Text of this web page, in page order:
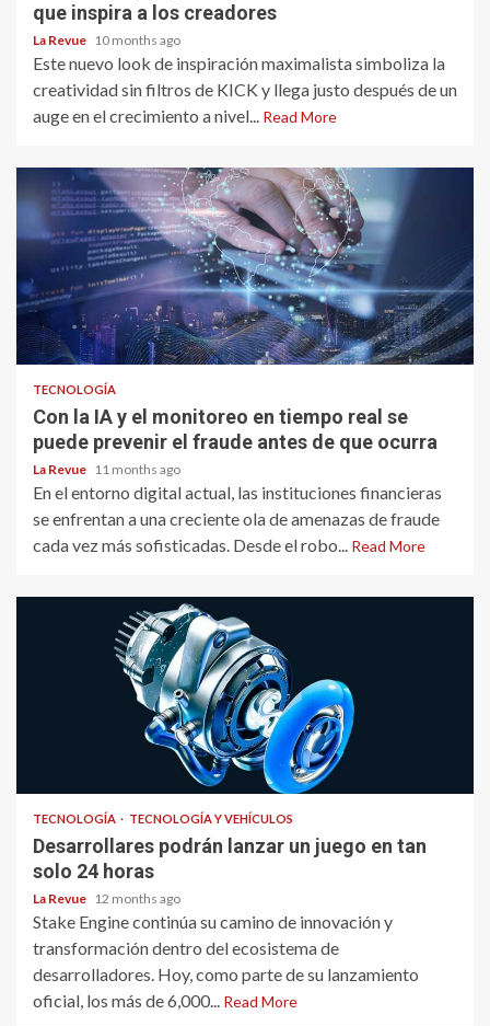
que inspira a los creadores
La Revue 10 months ago
Este nuevo look de inspiración maximalista simboliza la
creatividad sin filtros de KICK y llega justo después de un
auge en el crecimiento a nivel... Read More
TECNOLOGÍA
Con la IA y el monitoreo en tiempo real se
puede prevenir el fraude antes de que ocurra
La Revue 11 months ago
En el entorno digital actual, las instituciones financieras
se enfrentan a una creciente ola de amenazas de fraude
cada vez más sofisticadas. Desde el robo... Read More
TECNOLOGÍA TECNOLOGÍA Y VEHÍCULOS
Desarrollares podrán lanzar un juego en tan
solo 24 horas
La Revue 12 months ago
Stake Engine continúa su camino de innovación y
transformación dentro del ecosistema de
desarrolladores. Hoy, como parte de su lanzamiento
oficial, los más de 6,000... Read More